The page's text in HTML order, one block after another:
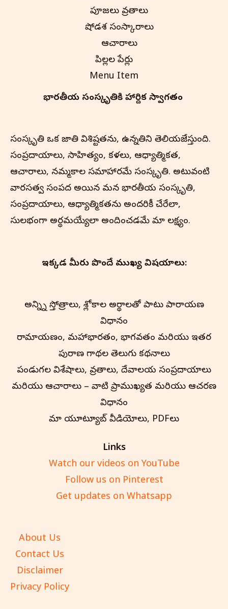
పూజలు వ్రతాలు
షోడశ సంస్కారాలు
ఆచారాలు
పిల్లల పేర్లు
Menu Item
భారతీయ సంస్కృతి‌కి హార్దిక స్వాగతం
సంస్కృతి ఒక జాతి విశిష్టతను, ఉన్నతిని తెలియజేస్తుంది.
సంప్రదాయాలు, సాహిత్యం, కళలు, ఆధ్యాత్మికత,
ఆచారాలు, నమ్మకాల సమాహారమే సంస్కృతి. అటువంటి
వారసత్వ సంపద అయిన మన భారతీయ సంస్కృతి,
సంప్రదాయాలు, ఆధ్యాత్మికతను అందరికీ చేరేలా,
సులభంగా అర్థమయ్యేలా అందించడమే మా లక్ష్యం.
ఇక్కడ మీరు పొందే ముఖ్య విషయాలు:
అన్న్ని స్తోత్రాలు, శ్లోకాల అర్థాలతో పాటు పారాయణ
విధానం
రామాయణం, మహాభారతం, భాగవతం మరియు ఇతర
పురాణ గాథల తెలుగు కథనాలు
పండుగల విశేషాలు, వ్రతాలు, దేవాలయ సంప్రదాయాలు
మరియు ఆచారాలు – వాటి ప్రాముఖ్యత మరియు ఆచరణ
విధానం
మా యూట్యూబ్ వీడియోలు, PDFలు
Links
Watch our videos on YouTube
Follow us on Pinterest
Get updates on Whatsapp
About Us
Contact Us
Disclaimer
Privacy Policy